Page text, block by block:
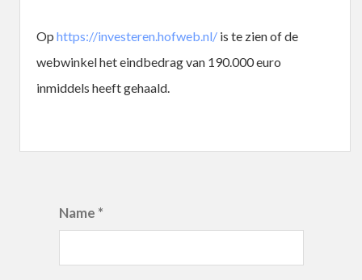
Op https://investeren.hofweb.nl/ is te zien of de
webwinkel het eindbedrag van 190.000 euro
inmiddels heeft gehaald.
Name *